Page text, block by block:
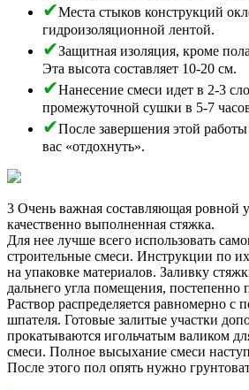
Места стыков конструкций
гидроизоляционной лентой.
Защитная изоляция, кроме
Эта высота составляет 10-20 см.
Нанесение смеси идет в 2-3
промежуточной сушки в 5-7
После завершения этой
вас «отдохнуть».
3 Очень важная составляющая ровной
качественно выполненная стяжка.
Для нее лучше всего использовать
строительные смеси. Инструкции по
на упаковке материалов. Заливку
дальнего угла помещения, постепенно
Раствор распределяется равномерно
шпателя. Готовые залитые участки
прокатываются игольчатым валиком
смеси. Полное высыхание смеси
После этого пол опять нужно